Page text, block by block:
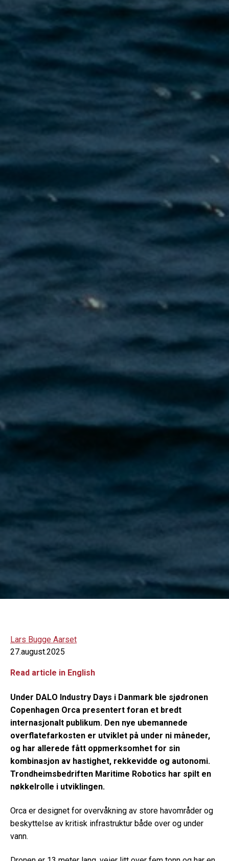
Lars Bugge Aarset
27.august.2025
Read article in English
Under DALO Industry Days i Danmark ble sjødronen
Copenhagen Orca presentert foran et bredt
internasjonalt publikum. Den nye ubemannede
overflatefarkosten er utviklet på under ni måneder,
og har allerede fått oppmerksomhet for sin
kombinasjon av hastighet, rekkevidde og autonomi.
Trondheimsbedriften Maritime Robotics har spilt en
nøkkelrolle i utviklingen.
Orca er designet for overvåkning av store havområder og
beskyttelse av kritisk infrastruktur både over og under
vann.